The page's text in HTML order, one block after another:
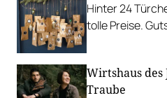
Hinter 24
tolle Preise.
Wirtshaus des
Traube